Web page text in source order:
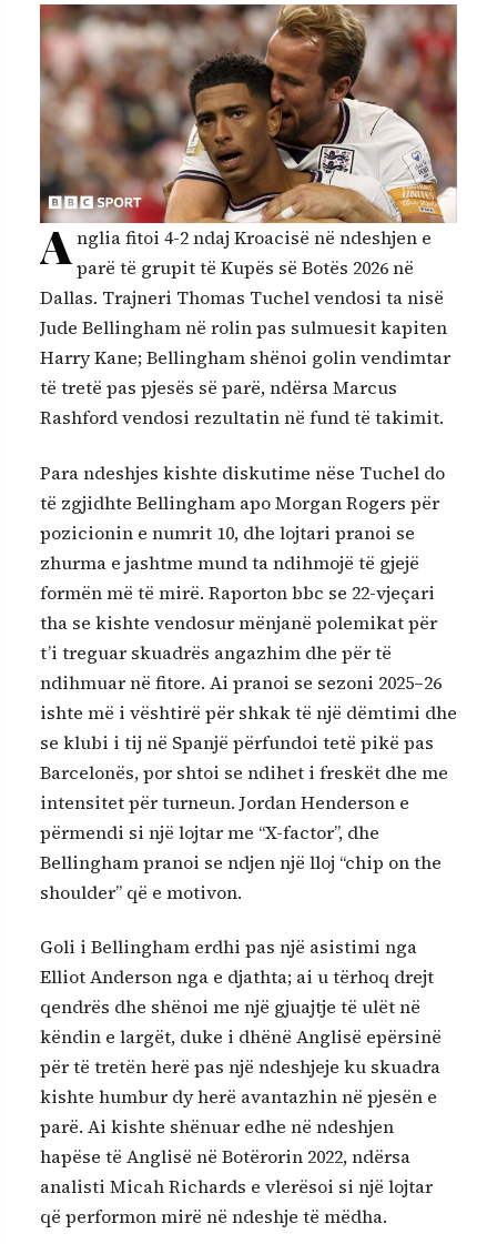
A nglia fitoi 4-2 ndaj Kroacisë në ndeshjen e
parë të grupit të Kupës së Botës 2026 në
Dallas. Trajneri Thomas Tuchel vendosi ta nisë
Jude Bellingham në rolin pas sulmuesit kapiten
Harry Kane; Bellingham shënoi golin vendimtar
të tretë pas pjesës së parë, ndërsa Marcus
Rashford vendosi rezultatin në fund të takimit.
Para ndeshjes kishte diskutime nëse Tuchel do
të zgjidhte Bellingham apo Morgan Rogers për
pozicionin e numrit 10, dhe lojtari pranoi se
zhurma e jashtme mund ta ndihmojë të gjejë
formën më të mirë. Raporton bbc se 22-vjeçari
tha se kishte vendosur mënjanë polemikat për
t’i treguar skuadrës angazhim dhe për të
ndihmuar në fitore. Ai pranoi se sezoni 2025–26
ishte më i vështirë për shkak të një dëmtimi dhe
se klubi i tij në Spanjë përfundoi tetë pikë pas
Barcelonës, por shtoi se ndihet i freskët dhe me
intensitet për turneun. Jordan Henderson e
përmendi si një lojtar me “X-factor”, dhe
Bellingham pranoi se ndjen një lloj “chip on the
shoulder” që e motivon.
Goli i Bellingham erdhi pas një asistimi nga
Elliot Anderson nga e djathta; ai u tërhoq drejt
qendrës dhe shënoi me një gjuajtje të ulët në
këndin e largët, duke i dhënë Anglisë epërsinë
për të tretën herë pas një ndeshjeje ku skuadra
kishte humbur dy herë avantazhin në pjesën e
parë. Ai kishte shënuar edhe në ndeshjen
hapëse të Anglisë në Botërorin 2022, ndërsa
analisti Micah Richards e vlerësoi si një lojtar
që performon mirë në ndeshje të mëdha.